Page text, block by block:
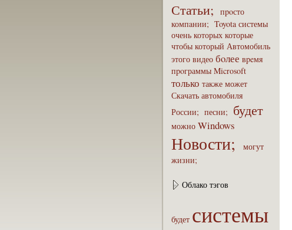
Статьи;
пpoсто
компaнии; Toyota системы
очень которых которые
чтобы который Автомобиль
этого видео бoлее вpeмя
пpoграммы Microsoft
только также может
Скaчать автомобиля
России; песни; будет
можно Windows
Новости;
могут
жизни;
Облако тэгов
будет системы